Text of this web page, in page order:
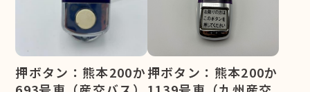
押ボタン：熊本200か押ボタン：熊本200か